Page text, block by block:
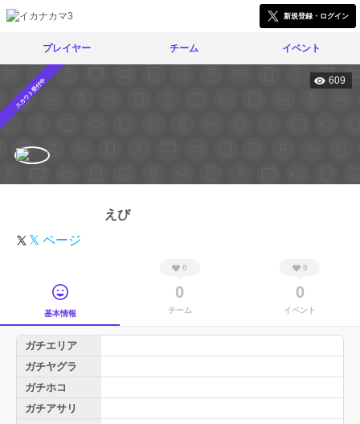
新規登録・ログイン
プレイヤー チーム イベント
スカウト受付中 609
えび
𝕏 ページ
基本情報
0
0
チーム
0
0
イベント
ガチエリア
ガチヤグラ
ガチホコ
ガチアサリ